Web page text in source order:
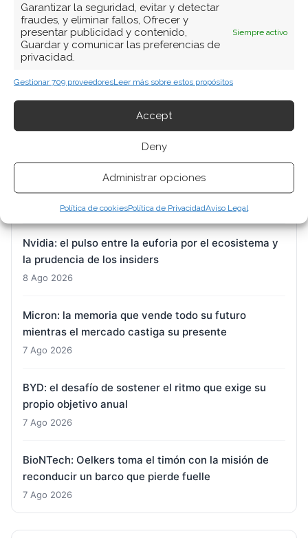
Garantizar la seguridad, evitar y detectar
fraudes, y eliminar fallos, Ofrecer y
presentar publicidad y contenido,
Guardar y comunicar las preferencias de
privacidad.
Siempre activo
Gestionar 709 proveedoresLeer más sobre estos propósitos
Accept
Deny
Administrar opciones
Política de cookiesPolítica de PrivacidadAviso Legal
BUSCAR
ARTÍCULOS RECIENTES
SpaceX: las apuestas millonarias en opciones
8 Ago 2026
Nvidia: el pulso entre la euforia por el ecosistema y
la prudencia de los insiders
8 Ago 2026
Micron: la memoria que vende todo su futuro
mientras el mercado castiga su presente
7 Ago 2026
BYD: el desafío de sostener el ritmo que exige su
propio objetivo anual
7 Ago 2026
BioNTech: Oelkers toma el timón con la misión de
reconducir un barco que pierde fuelle
7 Ago 2026